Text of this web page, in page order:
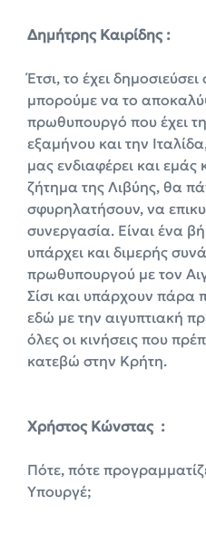
Δημήτρης Καιρίδης :
Έτσι, το έχει
μπορούμε να το
πρωθυπουργό που έχει
εξαμήνου και την
μας ενδιαφέρει και εμάς
ζήτημα της Λιβύης, θα
σφυρηλατήσουν, να
συνεργασία. Είναι ένα
υπάρχει και διμερής
πρωθυπουργού με τον
Σίσι και υπάρχουν πάρα
εδώ με την αιγυπτιακή
όλες οι κινήσεις που
κατεβώ στην Κρήτη.
Xρήστος Κώνστας :
Πότε, πότε
Υπουργέ;